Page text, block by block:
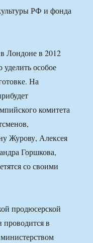
РФ и фонда
Лондоне в 2012
особое
На
комитета
Журову, Алексея
Горшкова,
со своими
продюсерской
проводится в